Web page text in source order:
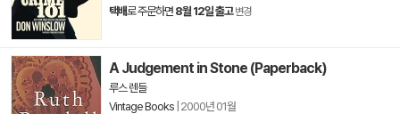
택배로 주문하면 8월 12일 출고 변경
A Judgement in Stone (Paperback)
루스 렌들
Vintage Books 2000년 01월